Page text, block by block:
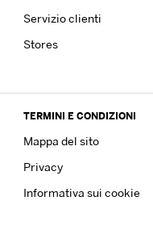
Servizio clienti
Stores
TERMINI E CONDIZIONI
Mappa del sito
Privacy
Informativa sui cookie